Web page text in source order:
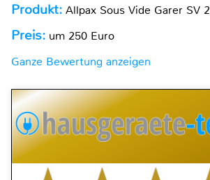
Produkt: Allpax Sous Vide Garer SV 2
Preis: um 250 Euro
Ganze Bewertung anzeigen